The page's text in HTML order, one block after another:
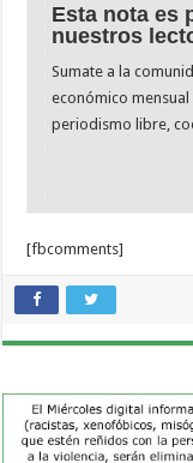
Esta nota es
nuestros
Sumate a la
económico
periodismo libre,
[fbcomments]